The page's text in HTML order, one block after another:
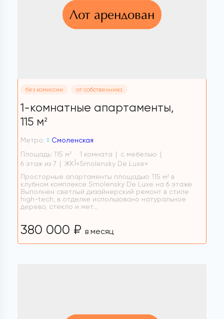
Лот арендован
без комиссии от собственника
1-комнатные апартаменты,
115 м2
Метро:
Смоленская
Площадь: 115 м 2 1 комната
с мебелью
6 этаж из 7
ЖК «Smolensky De Luxe»
Просторные апартаменты площадью 115 м² в
клубном комплексе Smolensky De Luxe на 6 этаже.
Выполнен светлый дизайнерский ремонт в стиле
high-tech, в отделке использовано натуральное
дерево, стекло и мет...
380 000 ₽ в месяц